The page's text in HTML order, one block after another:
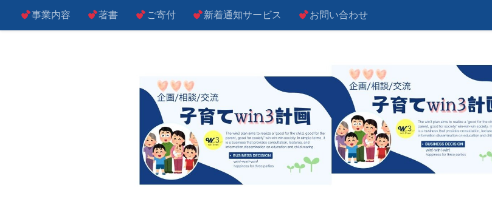
コンテンツへスキップ
事業内容 著書 ご寄付 新着通知サービス お問い合わせ